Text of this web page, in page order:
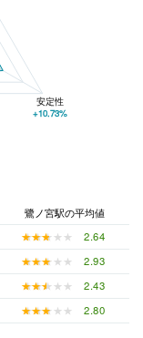
安定性
+10.73%
鷺ノ宮駅の平均値
★★★★★
★★★★★
2.64
★★★★★
★★★★★
2.93
★★★★★
★★★★★
2.43
★★★★★
★★★★★ 2.80